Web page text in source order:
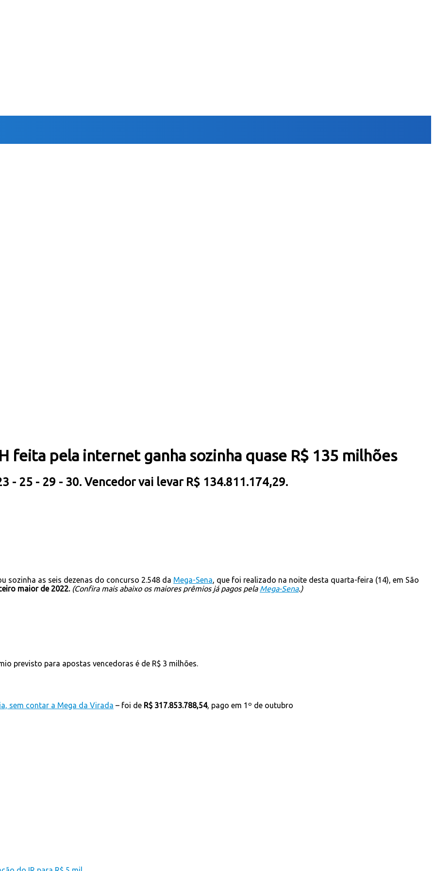
feita pela internet ganha sozinha quase R$ 135 milhões
- 25 - 29 - 30. Vencedor vai levar R$ 134.811.174,29.
sozinha as seis dezenas do concurso 2.548 da Mega-Sena, que foi realizado na noite desta quarta-feira (14), em São
maior de 2022. (Confira mais abaixo os maiores prêmios já pagos pela Mega-Sena.)
previsto para apostas vencedoras é de R$ 3 milhões.
sem contar a Mega da Virada – foi de R$ 317.853.788,54, pago em 1º de outubro